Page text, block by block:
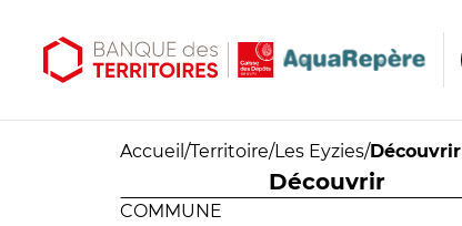
Accueil /Territoire/Les Eyzies/Découvrir
Découvrir
COMMUNE